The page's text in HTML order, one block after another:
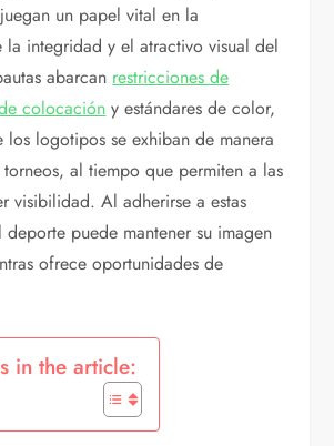
un papel vital en la
la integridad y el atractivo visual del
abarcan restricciones de
colocación y estándares de color,
los logotipos se exhiban de manera
al tiempo que permiten a las
visibilidad. Al adherirse a estas
puede mantener su imagen
ofrece oportunidades de
in the article: